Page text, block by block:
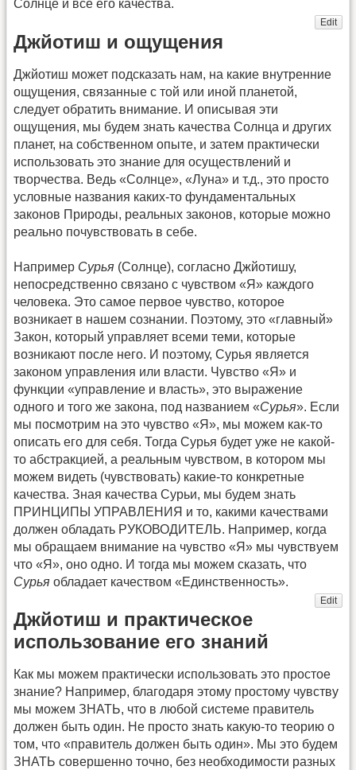
Солнце и все его качества.
Edit
Джйотиш и ощущения
Джйотиш может подсказать нам, на какие внутренние
ощущения, связанные с той или иной планетой,
следует обратить внимание. И описывая эти
ощущения, мы будем знать качества Солнца и других
планет, на собственном опыте, и затем практически
использовать это знание для осуществлений и
творчества. Ведь «Солнце», «Луна» и т.д., это просто
условные названия каких-то фундаментальных
законов Природы, реальных законов, которые можно
реально почувствовать в себе.
Например Сурья (Солнце), согласно Джйотишу,
непосредственно связано с чувством «Я» каждого
человека. Это самое первое чувство, которое
возникает в нашем сознании. Поэтому, это «главный»
Закон, который управляет всеми теми, которые
возникают после него. И поэтому, Сурья является
законом управления или власти. Чувство «Я» и
функции «управление и власть», это выражение
одного и того же закона, под названием «Сурья». Если
мы посмотрим на это чувство «Я», мы можем как-то
описать его для себя. Тогда Сурья будет уже не какой-
то абстракцией, а реальным чувством, в котором мы
можем видеть (чувствовать) какие-то конкретные
качества. Зная качества Сурьи, мы будем знать
ПРИНЦИПЫ УПРАВЛЕНИЯ и то, какими качествами
должен обладать РУКОВОДИТЕЛЬ. Например, когда
мы обращаем внимание на чувство «Я» мы чувствуем
что «Я», оно одно. И тогда мы можем сказать, что
Сурья обладает качеством «Единственность».
Edit
Джйотиш и практическое
использование его знаний
Как мы можем практически использовать это простое
знание? Например, благодаря этому простому чувству
мы можем ЗНАТЬ, что в любой системе правитель
должен быть один. Не просто знать какую-то теорию о
том, что «правитель должен быть один». Мы это будем
ЗНАТЬ совершенно точно, без необходимости разных